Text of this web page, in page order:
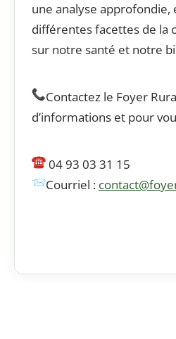
une analyse approfondie,
différentes facettes de la
sur notre santé et notre
Contactez le Foyer
d’informations et pour
04 93 03 31 15
Courriel :